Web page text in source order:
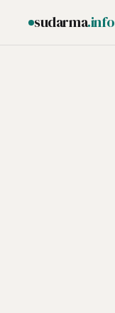
sudarma.info